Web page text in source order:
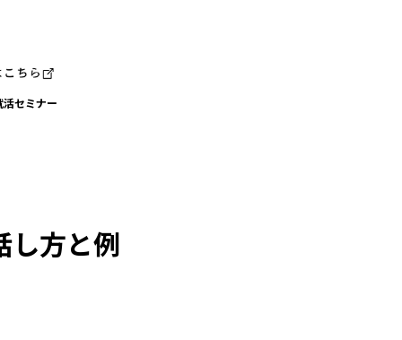
活セミナー
し方と例